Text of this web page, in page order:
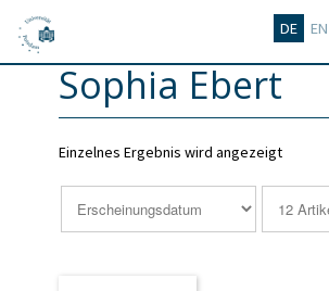
DE EN
Deutsch
Sophia Ebert
Einzelnes Ergebnis wird angezeigt